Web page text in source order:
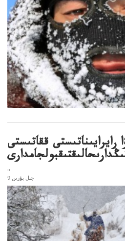
رايرايىناتىستى ققاتىستى
..
9 جىل بۇرىن